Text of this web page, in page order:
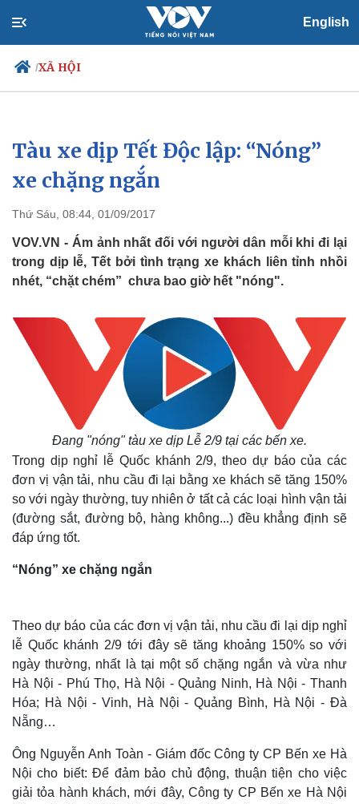
English
/XÃ HỘI
Chính trị
Tổ chức nhân sự
Nhận diện sự thật
Xã hội
Việc làm
Biển đảo
Tàu xe dịp Tết Độc lập: “Nóng”
xe chặng ngắn ​
Thứ Sáu, 08:44, 01/09/2017
VOV.VN - Ám ảnh nhất đối với người dân mỗi khi đi lại
trong dịp lễ, Tết bởi tình trạng xe khách liên tỉnh nhồi
nhét, “chặt chém” chưa bao giờ hết "nóng".
Đang "nóng" tàu xe dịp Lễ 2/9 tại các bến xe.
Trong dịp nghỉ lễ Quốc khánh 2/9, theo dự báo của các
đơn vị vận tải, nhu cầu đi lại bằng xe khách sẽ tăng 150%
so với ngày thường, tuy nhiên ở tất cả các loại hình vận tải
(đường sắt, đường bộ, hàng không...) đều khẳng định sẽ
đáp ứng tốt.
“Nóng” xe chặng ngắn
Theo dự báo của các đơn vị vận tải, nhu cầu đi lại dịp nghỉ
lễ Quốc khánh 2/9 tới đây sẽ tăng khoảng 150% so với
ngày thường, nhất là tại một số chặng ngắn và vừa như
Hà Nội - Phú Thọ, Hà Nội - Quảng Ninh, Hà Nội - Thanh
Hóa; Hà Nội - Vinh, Hà Nội - Quảng Bình, Hà Nội - Đà
Nẵng…
Ông Nguyễn Anh Toàn - Giám đốc Công ty CP Bến xe Hà
Nội cho biết: Để đảm bảo chủ động, thuận tiện cho việc
giải tỏa hành khách, mới đây, Công ty CP Bến xe Hà Nội